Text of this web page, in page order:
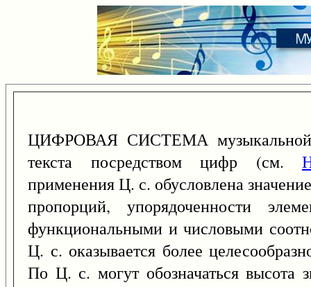
ЦИФРОВАЯ СИСТЕМА музыкальной
текста посредством цифр (см.
применения Ц. с. обусловлена
пропорций, упорядоченности
функциональными и числовыми
Ц. с. оказывается более
По Ц. с. могут обозначаться высота